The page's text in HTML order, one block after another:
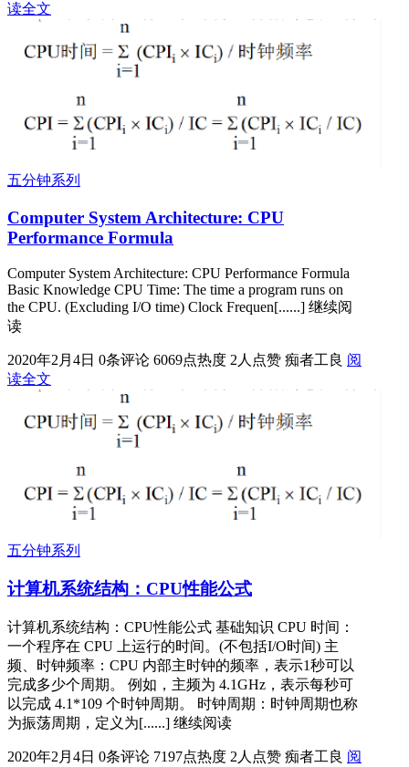
读全文
五分钟系列
Computer System Architecture: CPU
Performance Formula
Computer System Architecture: CPU Performance Formula
Basic Knowledge CPU Time: The time a program runs on
the CPU. (Excluding I/O time) Clock Frequen[......] 继续阅
读
2020年2月4日 0条评论 6069点热度 2人点赞 痴者工良 阅
读全文
五分钟系列
计算机系统结构：CPU性能公式
计算机系统结构：CPU性能公式 基础知识 CPU 时间：
一个程序在 CPU 上运行的时间。(不包括I/O时间) 主
频、时钟频率：CPU 内部主时钟的频率，表示1秒可以
完成多少个周期。 例如，主频为 4.1GHz，表示每秒可
以完成 4.1*109 个时钟周期。 时钟周期：时钟周期也称
为振荡周期，定义为[......] 继续阅读
2020年2月4日 0条评论 7197点热度 2人点赞 痴者工良 阅